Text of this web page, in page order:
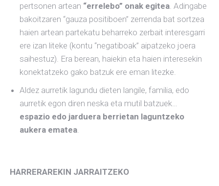
pertsonen artean “errelebo” onak egitea. Adingabe
bakoitzaren “gauza positiboen” zerrenda bat sortzea
haien artean partekatu beharreko zerbait interesgarri
ere izan liteke (kontu “negatiboak” aipatzeko joera
saihestuz). Era berean, haiekin eta haien interesekin
konektatzeko gako batzuk ere eman litezke.
Aldez aurretik lagundu dieten langile, familia, edo
aurretik egon diren neska eta mutil batzuek…
espazio edo jarduera berrietan laguntzeko
aukera ematea.
HARRERAREKIN JARRAITZEKO